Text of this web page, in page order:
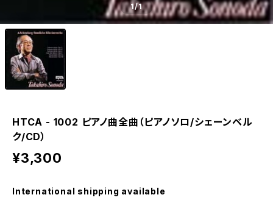
1/1
HTCA - 1002 ピアノ曲全曲（ピアノソロ/シェーンベル
ク/CD）
¥3,300
International shipping available